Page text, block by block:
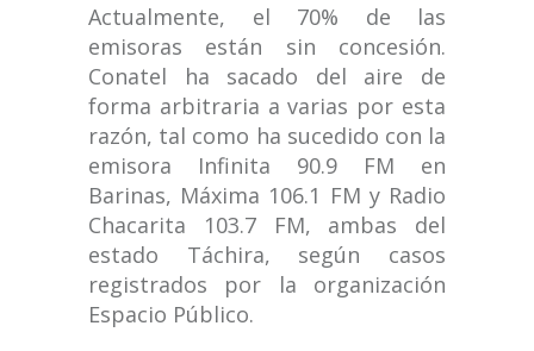
Actualmente, el 70% de las
emisoras están sin concesión.
Conatel ha sacado del aire de
forma arbitraria a varias por esta
razón, tal como ha sucedido con la
emisora Infinita 90.9 FM en
Barinas, Máxima 106.1 FM y Radio
Chacarita 103.7 FM, ambas del
estado Táchira, según casos
registrados por la organización
Espacio Público.